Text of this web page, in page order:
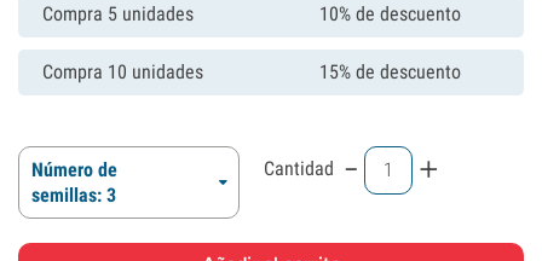
Compra 5 unidades 10% de descuento
Compra 10 unidades 15% de descuento
Número de
semillas: 3
Cantidad - +